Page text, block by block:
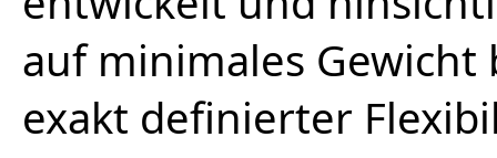
auf minimales
exakt definierter